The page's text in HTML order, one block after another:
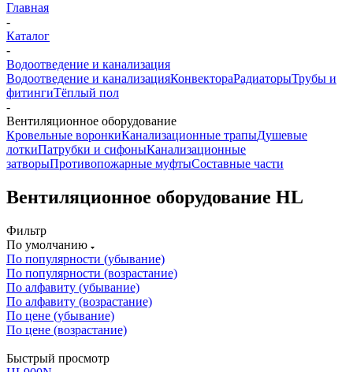
Главная
-
Каталог
-
Водоотведение и канализация
Водоотведение и канализацияКонвектораРадиаторыТрубы и
фитингиТёплый пол
-
Вентиляционное оборудование
Кровельные воронкиКанализационные трапыДушевые
лоткиПатрубки и сифоныКанализационные
затворыПротивопожарные муфтыСоставные части
Вентиляционное оборудование HL
Фильтр
По умолчанию
По популярности (убывание)
По популярности (возрастание)
По алфавиту (убывание)
По алфавиту (возрастание)
По цене (убывание)
По цене (возрастание)
Быстрый просмотр